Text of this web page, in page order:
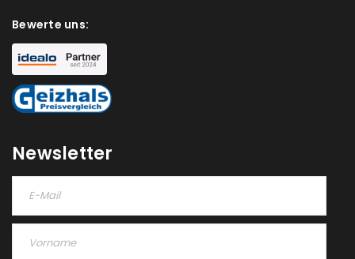
Bewerte uns:
Newsletter